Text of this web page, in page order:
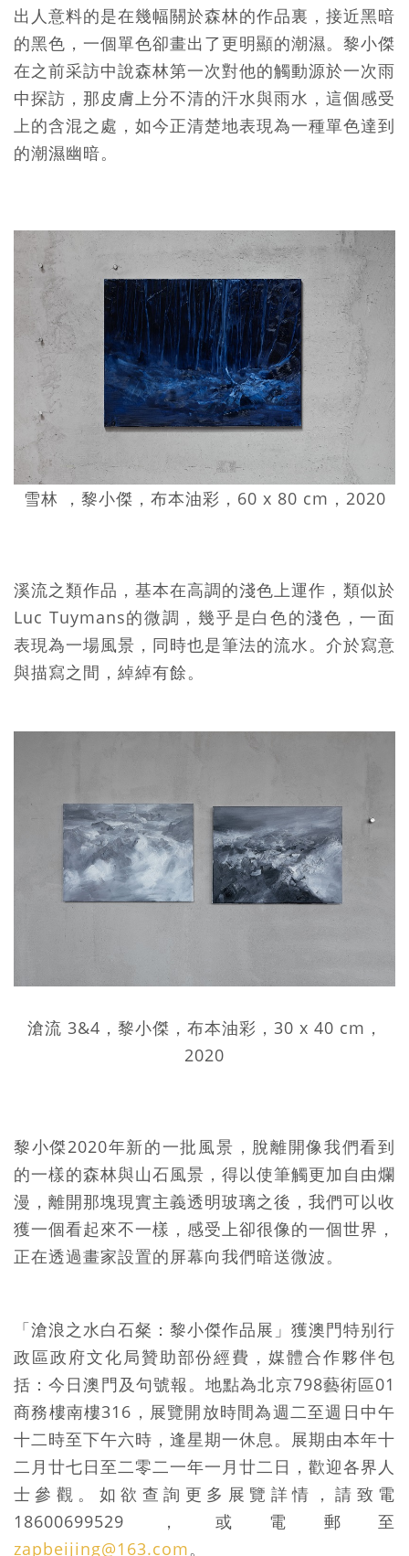
出人意料的是在幾幅關於森林的作品裏，接近黑暗
的黑色，一個單色卻畫出了更明顯的潮濕。黎小傑
在之前采訪中說森林第一次對他的觸動源於一次雨
中探訪，那皮膚上分不清的汗水與雨水，這個感受
上的含混之處，如今正清楚地表現為一種單色達到
的潮濕幽暗。
雪林 ，黎小傑，布本油彩，60 x 80 cm，2020
溪流之類作品，基本在高調的淺色上運作，類似於
Luc Tuymans的微調，幾乎是白色的淺色，一面
表現為一場風景，同時也是筆法的流水。介於寫意
與描寫之間，綽綽有餘。
滄流 3&4，黎小傑，布本油彩，30 x 40 cm，
2020
黎小傑2020年新的一批風景，脫離開像我們看到
的一樣的森林與山石風景，得以使筆觸更加自由爛
漫，離開那塊現實主義透明玻璃之後，我們可以收
獲一個看起來不一樣，感受上卻很像的一個世界，
正在透過畫家設置的屏幕向我們暗送微波。
「滄浪之水白石粲：黎小傑作品展」獲澳門特别行
政區政府文化局贊助部份經費，媒體合作夥伴包
括：今日澳門及句號報。地點為北京798藝術區01
商務樓南樓316，展覽開放時間為週二至週日中午
十二時至下午六時，逢星期一休息。展期由本年十
二月廿七日至二零二一年一月廿二日，歡迎各界人
士參觀。如欲查詢更多展覽詳情，請致電
18600699529，或電郵至
zapbeijing@163.com。